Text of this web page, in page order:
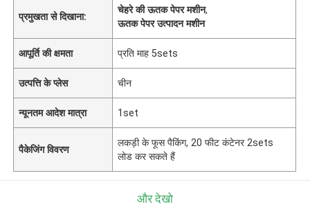
प्रमुखता से दिखाना:
चेहरे की ऊतक पेपर मशीन,
ऊतक पेपर उत्पादन मशीन
आपूर्ति की क्षमता प्रति माह 5sets
उत्पत्ति के प्लेस चीन
न्यूनतम आदेश मात्रा 1set
पैकेजिंग विवरण
लकड़ी के फूस पैकिंग, 20 फीट कंटेनर 2sets
लोड कर सकते हैं
और देखो